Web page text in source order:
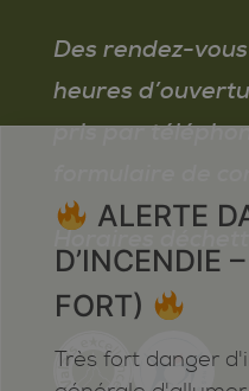
Des rendez-
heures
pris par
Horaires
ALERTE
D’INCENDIE
FORT)
Très fort danger